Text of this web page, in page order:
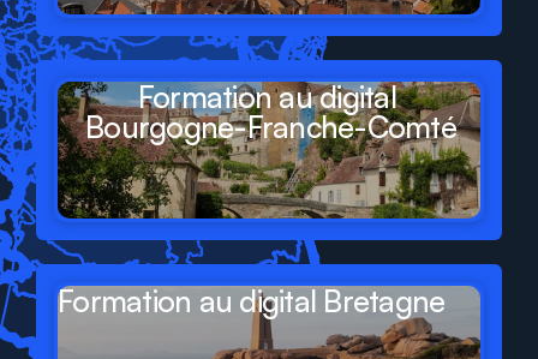
Formation au digital
Bourgogne-Franche-Comté
Formation au digital Bretagne